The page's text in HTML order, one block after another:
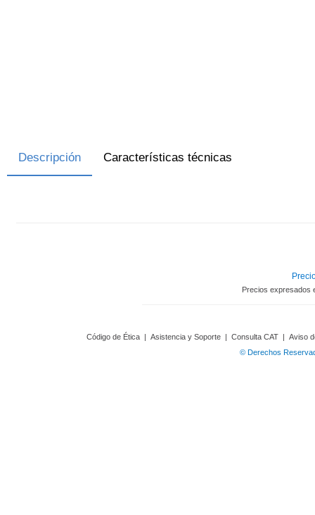
Descripción Características técnicas
Precios expresados
Código de Ética | Asistencia y Soporte | Consulta CAT | Aviso
© Derechos